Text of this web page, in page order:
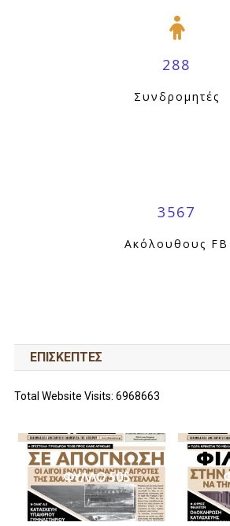
288
Συνδρομητές
3567
Ακόλουθους FB
ΕΠΙΣΚΕΠΤΕΣ
Total Website Visits: 6968663
ΦΥΛΛΟ 505